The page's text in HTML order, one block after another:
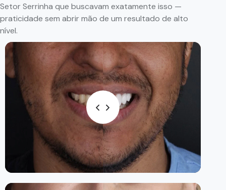
Setor Serrinha que buscavam exatamente isso —
praticidade sem abrir mão de um resultado de alto
nível.